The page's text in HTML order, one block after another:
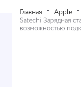
Главная Apple
Satechi Зарядная
возможностью